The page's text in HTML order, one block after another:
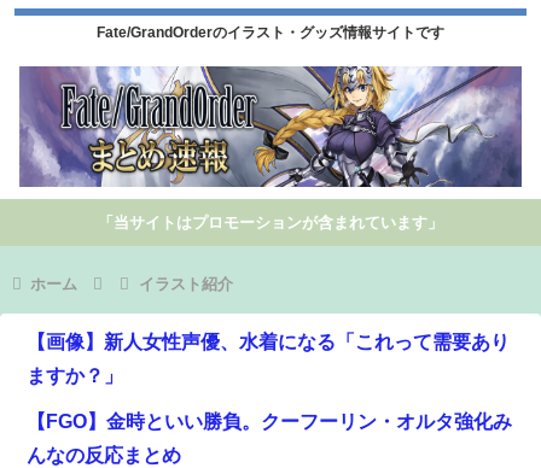
Fate/GrandOrderのイラスト・グッズ情報サイトです
「当サイトはプロモーションが含まれています」
ホーム イラスト紹介
【画像】新人女性声優、水着になる「これって需要あり
ますか？」
【FGO】金時といい勝負。クーフーリン・オルタ強化み
んなの反応まとめ